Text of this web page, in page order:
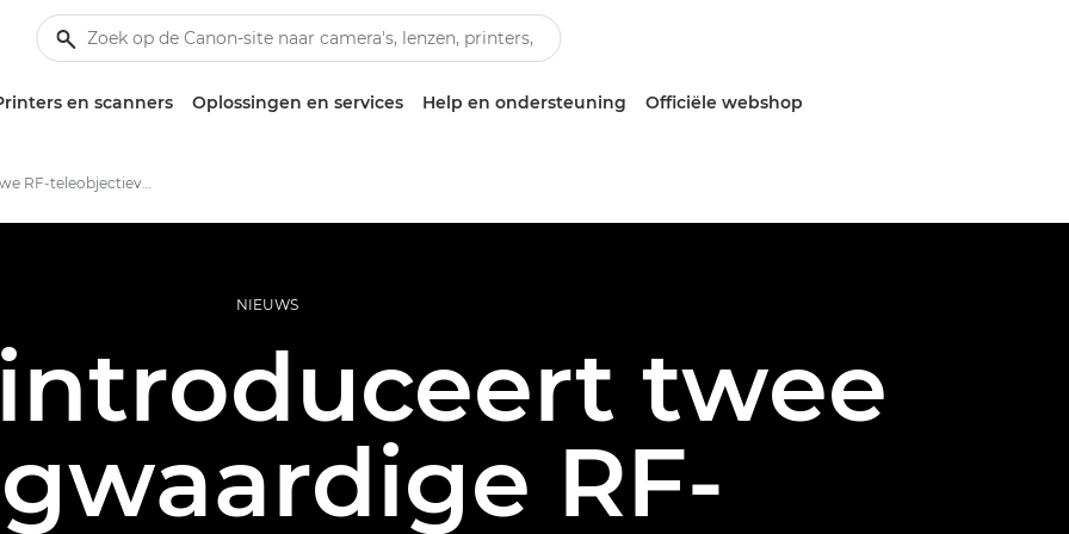
en scanners Oplossingen en services Help en ondersteuning Officiële webshop
Twee nieuwe RF-teleobjectieven
NIEUWS
twee
RF-